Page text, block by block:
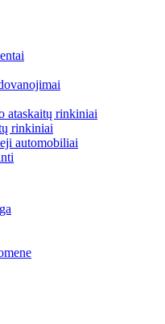
ataskaitų rinkiniai
rinkiniai
automobiliai